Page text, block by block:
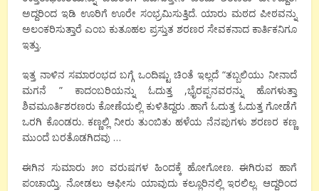
ಅದ್ದರಿಂದ ಇಡಿ ಊರಿಗೆ ಊರೇ ಸಂಭ್ರಮಿಸುತ್ತಿದೆ. ಯಾರು ಮಠದ ಪೀಠವನ್ನು
ಅಲಂಕರಿಸುತ್ತಾರೆ ಎಂಬ ಕುತೂಹಲ ಪ್ರಸ್ತುತ ಶರಣರ ಸೇವಕನಾದ ಕಾರ್ತಿಕನಿಗೂ
ಇತ್ತು.
ಇತ್ತ ನಾಳಿನ ಸಮಾರಂಭದ ಬಗ್ಗೆ ಒಂದಿಷ್ಟು ಚಿಂತೆ ಇಲ್ಲದೆ “ತಬ್ಬಲಿಯು ನೀನಾದೆ
ಮಗನೆ ” ಕಾದಂಬರಿಯನ್ನು ಓದುತ್ತ ,ಭೈರಪ್ಪನವರನ್ನು ಹೊಗಳುತ್ತಾ
ಶಿವಮೂರ್ತಿಶರಣರು ಕೋಣೆಯಲ್ಲಿ ಕುಳಿತಿದ್ದರು .ಹಾಗೆ ಓದುತ್ತ ಓದುತ್ತ ಗೋಡೆಗೆ
ಒರಗಿ ಕೊಂಡರು. ಕಣ್ಣಲ್ಲಿ ನೀರು ತುಂಬಿತು ಹಳೆಯ ನೆನಪುಗಳು ಶರಣರ ಕಣ್ಣ
ಮುಂದೆ ಬರತೊಡಗಿದವು …
ಈಗಿನ ಸುಮಾರು ೫೦ ವರುಷಗಳ ಹಿಂದಕ್ಕೆ ಹೋಗೋಣ. ಈಗಿರುವ ಹಾಗೆ
ಪಂಚಾಯ್ತಿ. ನೋಡಲು ಆಫೀಸು ಯಾವುದು ಕಲ್ಲೂರಿನಲ್ಲಿ ಇರಲಿಲ್ಲ. ಆದ್ದರಿಂದ